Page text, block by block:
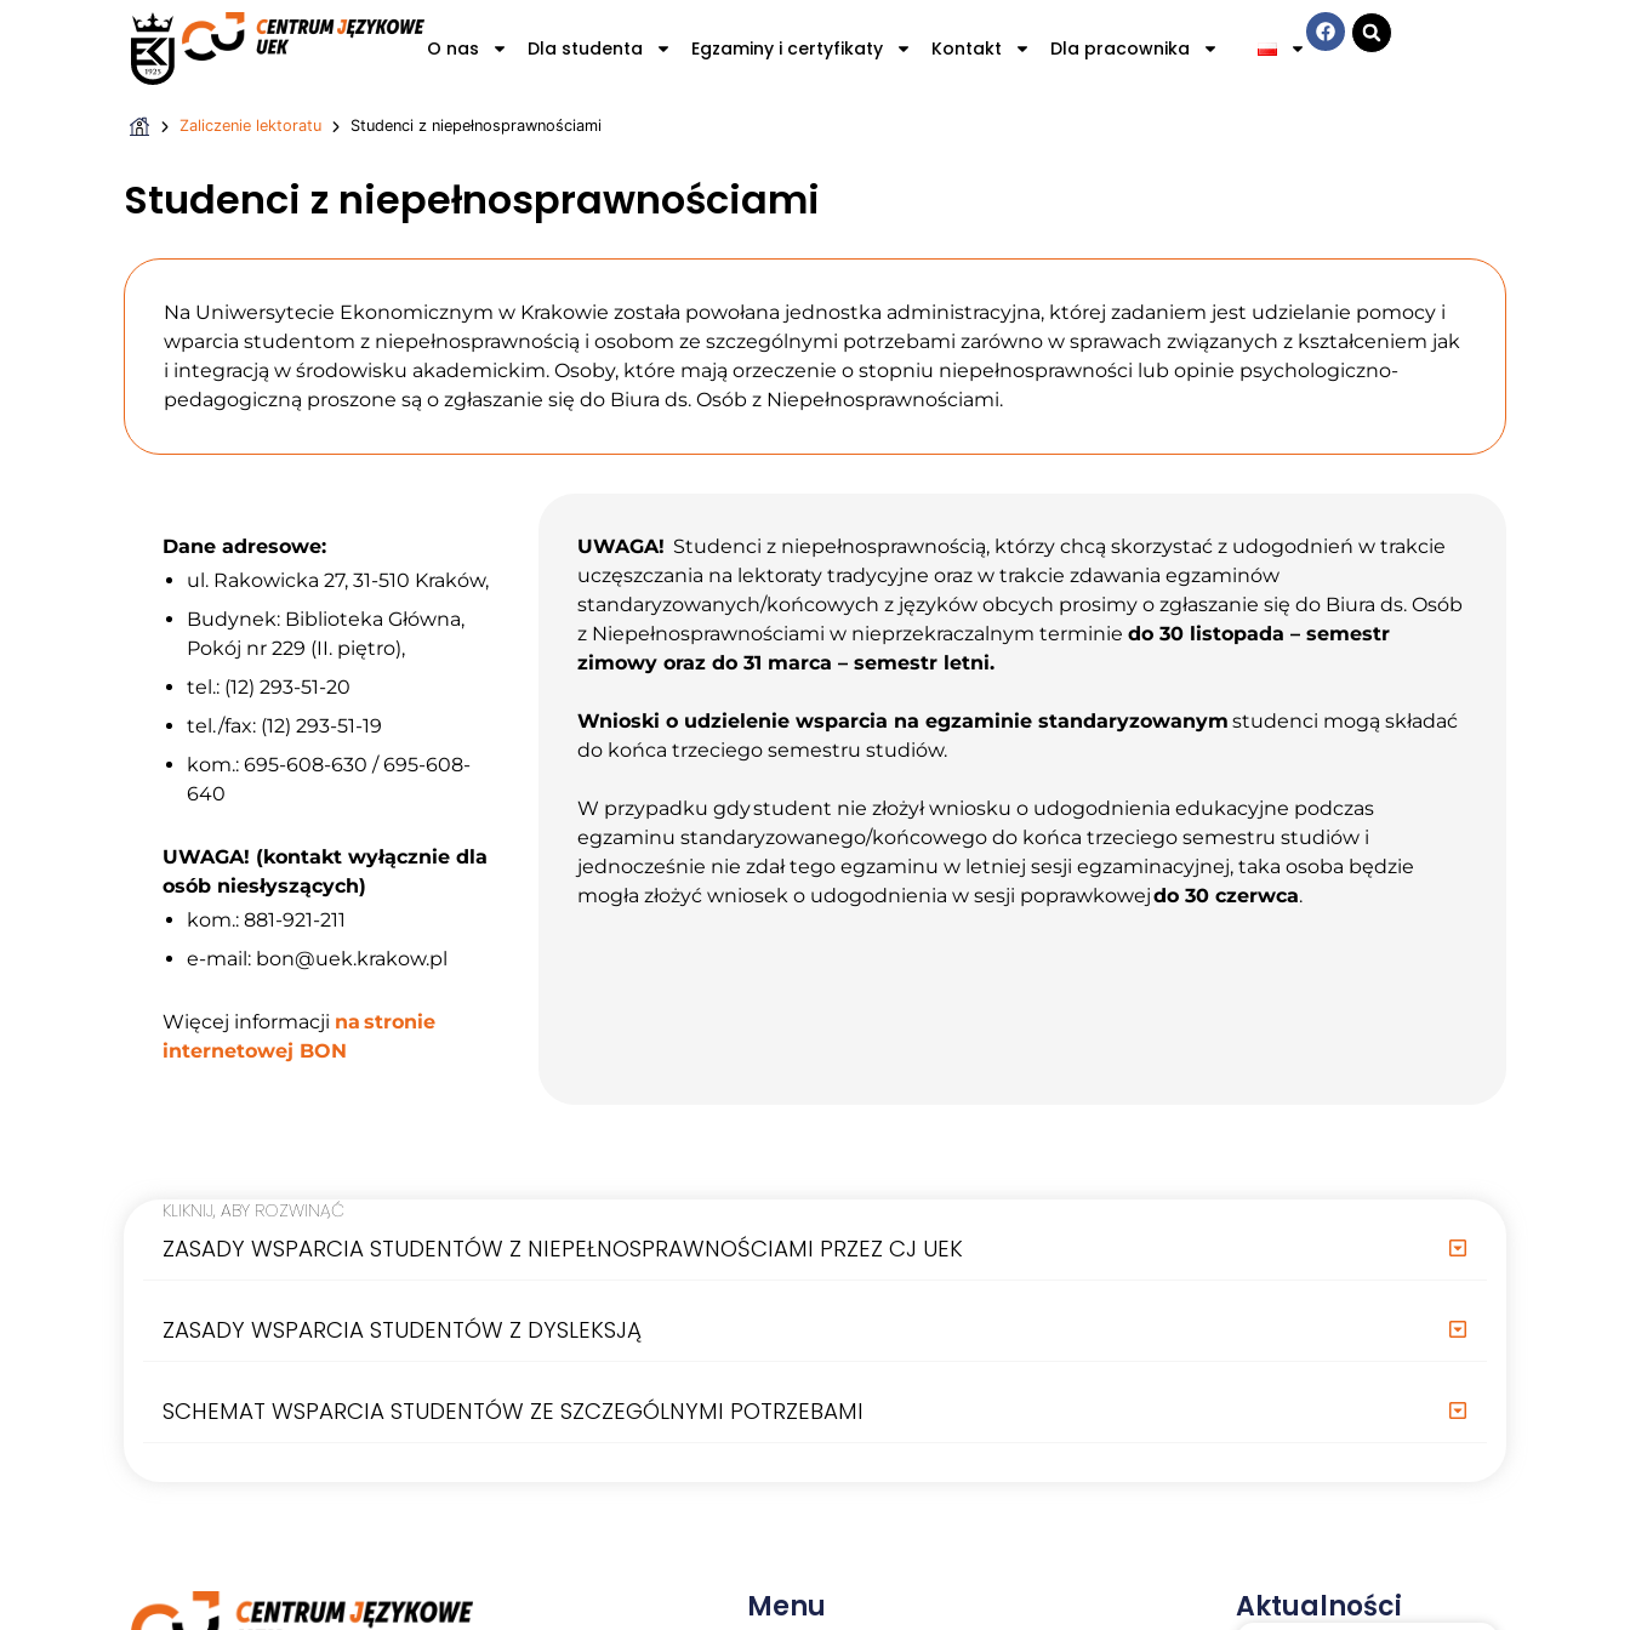
O nas Dla studenta Egzaminy i certyfikaty Kontakt Dla pracownika
Zaliczenie lektoratu Studenci z niepełnosprawnościami
Studenci z niepełnosprawnościami
Na Uniwersytecie Ekonomicznym w Krakowie została powołana jednostka administracyjna, której zadaniem jest udzielanie pomocy i
wparcia studentom z niepełnosprawnością i osobom ze szczególnymi potrzebami zarówno w sprawach związanych z kształceniem jak
i integracją w środowisku akademickim. Osoby, które mają orzeczenie o stopniu niepełnosprawności lub opinie psychologiczno-
pedagogiczną proszone są o zgłaszanie się do Biura ds. Osób z Niepełnosprawnościami.
Dane adresowe:
ul. Rakowicka 27, 31-510 Kraków,
Budynek: Biblioteka Główna,
Pokój nr 229 (II. piętro),
tel.: (12) 293-51-20
tel./fax: (12) 293-51-19
kom.: 695-608-630 / 695-608-
640
UWAGA! (kontakt wyłącznie dla
osób niesłyszących)
kom.: 881-921-211
e-mail: bon@uek.krakow.pl
Więcej informacji na stronie
internetowej BON
UWAGA! Studenci z niepełnosprawnością, którzy chcą skorzystać z udogodnień w trakcie
uczęszczania na lektoraty tradycyjne oraz w trakcie zdawania egzaminów
standaryzowanych/końcowych z języków obcych prosimy o zgłaszanie się do Biura ds. Osób
z Niepełnosprawnościami w nieprzekraczalnym terminie do 30 listopada – semestr
zimowy oraz do 31 marca – semestr letni.
Wnioski o udzielenie wsparcia na egzaminie standaryzowanym studenci mogą składać
do końca trzeciego semestru studiów.
W przypadku gdy student nie złożył wniosku o udogodnienia edukacyjne podczas
egzaminu standaryzowanego/końcowego do końca trzeciego semestru studiów i
jednocześnie nie zdał tego egzaminu w letniej sesji egzaminacyjnej, taka osoba będzie
mogła złożyć wniosek o udogodnienia w sesji poprawkowejdo 30 czerwca.
KLIKNIJ, ABY ROZWINĄĆ
ZASADY WSPARCIA STUDENTÓW Z NIEPEŁNOSPRAWNOŚCIAMI PRZEZ CJ UEK
ZASADY WSPARCIA STUDENTÓW Z DYSLEKSJĄ
SCHEMAT WSPARCIA STUDENTÓW ZE SZCZEGÓLNYMI POTRZEBAMI
Menu Aktualności